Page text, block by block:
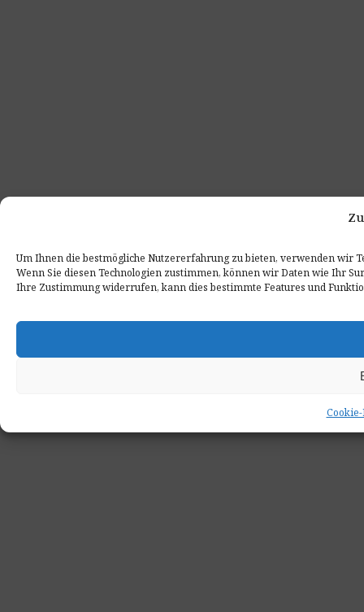
Um Ihnen die bestmögliche Nutzererfahrung zu bieten, verwenden wir
Wenn Sie diesen Technologien zustimmen, können wir Daten wie Ihr
Ihre Zustimmung widerrufen, kann dies bestimmte Features und